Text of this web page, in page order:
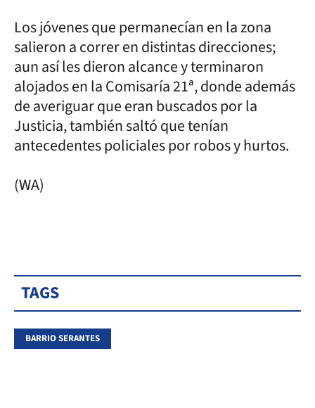
Los jóvenes que permanecían en la zona
salieron a correr en distintas direcciones;
aun así les dieron alcance y terminaron
alojados en la Comisaría 21ª, donde además
de averiguar que eran buscados por la
Justicia, también saltó que tenían
antecedentes policiales por robos y hurtos.
(WA)
TAGS
BARRIO SERANTES